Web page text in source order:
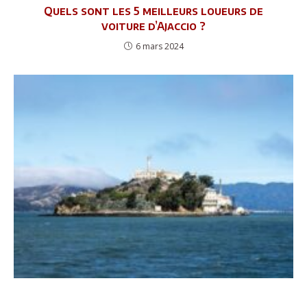
Quels sont les 5 meilleurs loueurs de
voiture d’Ajaccio ?
6 mars 2024